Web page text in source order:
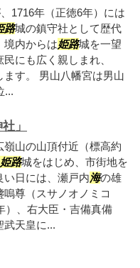
1716年（正徳6年）には
路城の鎮守社として歴代
境内からは姫路城を一望
にも広く親しまれ、
ます。 男山八幡宮は男山
...
」
山の山頂付近（標高約
姫路城をはじめ、市街地を
日には、瀬戸内海の雄
尊（スサノオノミコ
）、右大臣・吉備真備
武天皇に...